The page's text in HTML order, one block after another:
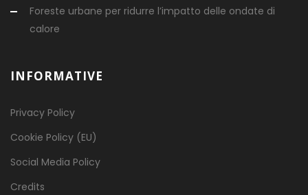
Foreste urbane per ridurre l’impatto delle ondate di
calore
INFORMATIVE
Privacy Policy
Cookie Policy (EU)
Social Media Policy
Credits